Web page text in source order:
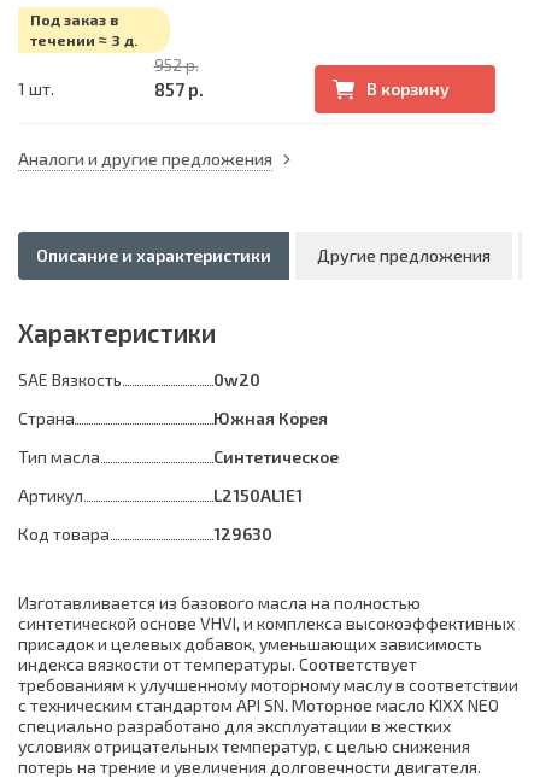
Под заказ в
течении ≈ 3 д.
1 шт.
952 р.
857 р. В корзину
Аналоги и другие предложения
Описание и характеристики Другие предложения
Характеристики
SAE Вязкость
0w20
Страна
Южная Корея
Тип масла
Синтетическое
Артикул
L2150AL1E1
Код товара
129630
Изготавливается из базового масла на полностью
синтетической основе VHVI, и комплекса высокоэффективных
присадок и целевых добавок, уменьшающих зависимость
индекса вязкости от температуры. Соответствует
требованиям к улучшенному моторному маслу в соответствии
с техническим стандартом API SN. Моторное масло KIXX NEO
специально разработано для эксплуатации в жестких
условиях отрицательных температур, с целью снижения
потерь на трение и увеличения долговечности двигателя.